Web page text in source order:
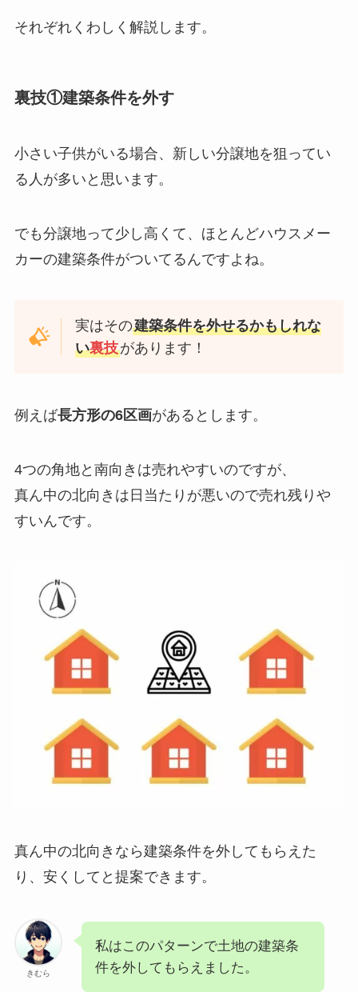
それぞれくわしく解説します。
裏技①建築条件を外す
小さい子供がいる場合、新しい分譲地を狙ってい
る人が多いと思います。
でも分譲地って少し高くて、ほとんどハウスメー
カーの建築条件がついてるんですよね。
実はその建築条件を外せるかもしれな
い裏技があります！
例えば長方形の6区画があるとします。
4つの角地と南向きは売れやすいのですが、
真ん中の北向きは日当たりが悪いので売れ残りや
すいんです。
真ん中の北向きなら建築条件を外してもらえた
り、安くしてと提案できます。
きむら
私はこのパターンで土地の建築条
件を外してもらえました。